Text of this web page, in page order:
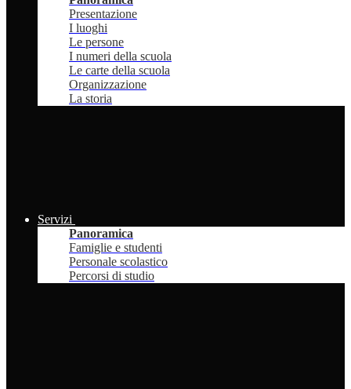
Presentazione
I luoghi
Le persone
I numeri della scuola
Le carte della scuola
Organizzazione
La storia
Servizi
Panoramica
Famiglie e studenti
Personale scolastico
Percorsi di studio